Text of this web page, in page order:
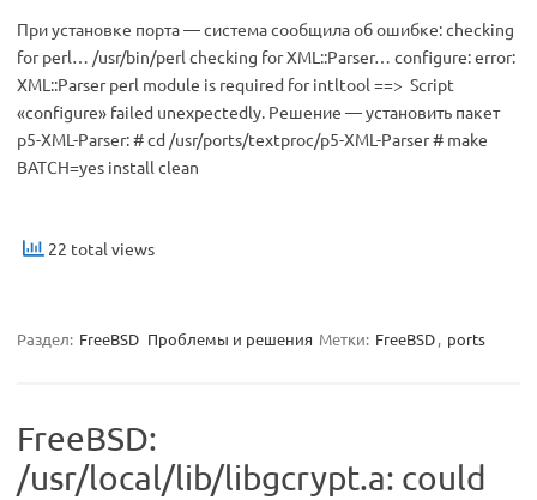
При установке порта — система сообщила об ошибке: checking
for perl… /usr/bin/perl checking for XML::Parser… configure: error:
XML::Parser perl module is required for intltool ==> Script
«configure» failed unexpectedly. Решение — установить пакет
p5-XML-Parser: # cd /usr/ports/textproc/p5-XML-Parser # make
BATCH=yes install clean
22 total views
Раздел: FreeBSD Проблемы и решения Метки: FreeBSD, ports
FreeBSD:
/usr/local/lib/libgcrypt.a: could